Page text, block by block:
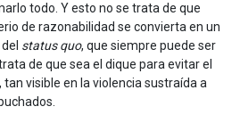
todo. Y esto no se trata de que
de razonabilidad se convierta en un
status quo, que siempre puede ser
de que sea el dique para evitar el
visible en la violencia sustraída a